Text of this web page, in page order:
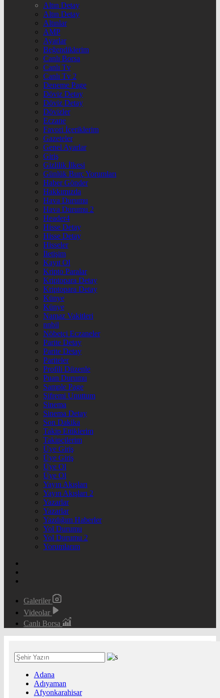
Altın Detay
Altın Detay
Altınlar
AMP
Ayarlar
Beğendiklerim
Canlı Borsa
Canlı Tv
Canlı Tv 2
Deneme Page
Döviz Detay
Döviz Detay
Dövizler
Eczane
Favori İçeriklerim
Gazeteler
Genel Ayarlar
Giriş
Gizlilik İlkesi
Günlük Burç Yorumları
Haber Gönder
Hakkımızda
Hava Durumu
Hava Durumu 2
Header4
Hisse Detay
Hisse Detay
Hisseler
İletişim
Kayıt Ol
Kripto Paralar
Kriptopara Detay
Kriptopara Detay
Künye
Künye
Namaz Vakitleri
nnbil
Nöbetçi Eczaneler
Parite Detay
Parite Detay
Pariteler
Profili Düzenle
Puan Durumu
Sample Page
Şifremi Unuttum
Sinema
Sinema Detay
Son Dakika
Takip Ettiklerim
Takipçilerim
Üye Giriş
Üye Giriş
Üye Ol
Üye Ol
Yayın Akışları
Yayın Akışları 2
Yazarlar
Yazarlar
Yazdığım Haberler
Yol Durumu
Yol Durumu 2
Yorumlarım
Galeriler
Videolar
Canlı Borsa
Adana
Adıyaman
Afyonkarahisar